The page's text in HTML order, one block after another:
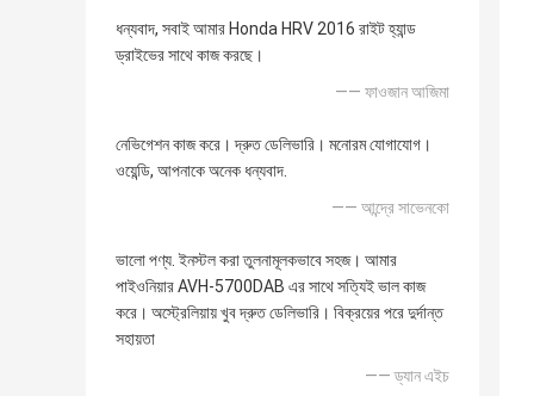
ধন্যবাদ, সবাই আমার Honda HRV 2016 রাইট হ্যান্ড
ড্রাইভের সাথে কাজ করছে।
—— ফাওজান আজিমা
নেভিগেশন কাজ করে। দ্রুত ডেলিভারি। মনোরম যোগাযোগ।
ওয়েন্ডি, আপনাকে অনেক ধন্যবাদ.
—— আন্দ্রে সাভেনকো
ভালো পণ্য. ইনস্টল করা তুলনামূলকভাবে সহজ। আমার
পাইওনিয়ার AVH-5700DAB এর সাথে সত্যিই ভাল কাজ
করে। অস্ট্রেলিয়ায় খুব দ্রুত ডেলিভারি। বিক্রয়ের পরে দুর্দান্ত
সহায়তা
—— ড্যান এইচ